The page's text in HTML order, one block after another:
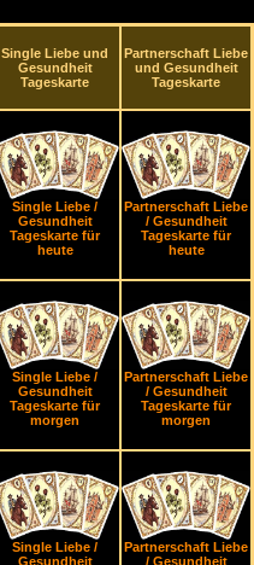
Single Liebe und
Gesundheit
Tageskarte
Partnerschaft Liebe
und Gesundheit
Tageskarte
Single Liebe /
Gesundheit
Tageskarte für
heute
Partnerschaft Liebe
/ Gesundheit
Tageskarte für
heute
Single Liebe /
Gesundheit
Tageskarte für
morgen
Partnerschaft Liebe
/ Gesundheit
Tageskarte für
morgen
Single Liebe /
Gesundheit
Partnerschaft Liebe
/ Gesundheit